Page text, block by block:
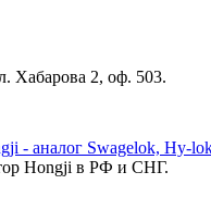
Хабарова 2, оф. 503.
Hongji в РФ и СНГ.